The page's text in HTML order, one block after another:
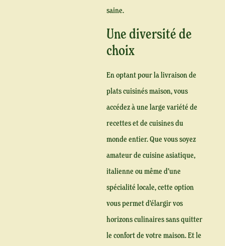
saine.
Une diversité de
choix
En optant pour la livraison de
plats cuisinés maison, vous
accédez à une large variété de
recettes et de cuisines du
monde entier. Que vous soyez
amateur de cuisine asiatique,
italienne ou même d’une
spécialité locale, cette option
vous permet d’élargir vos
horizons culinaires sans quitter
le confort de votre maison. Et le